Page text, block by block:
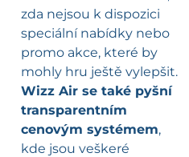
zda nejsou k dispozici
speciální nabídky nebo
promo akce, které by
mohly hru ještě vylepšit.
Wizz Air se také pyšní
transparentním
cenovým systémem,
kde jsou veškeré